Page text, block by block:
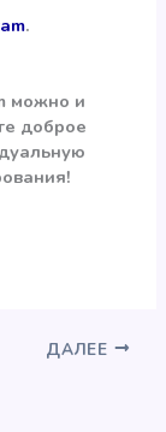
.
можно и
доброе
ДАЛЕЕ